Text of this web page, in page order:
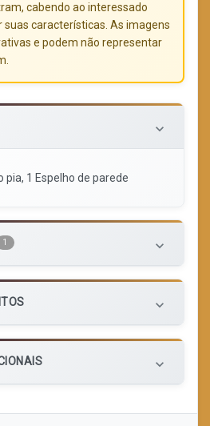
cabendo ao interessado
características. As imagens
e podem não representar
keyboard_arrow_down
pia, 1 Espelho de parede
1 keyboard_arrow_down
keyboard_arrow_down
keyboard_arrow_down